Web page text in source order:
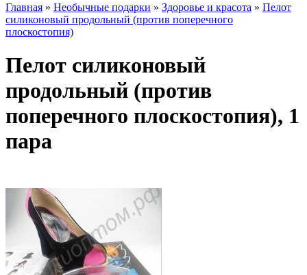
Главная » Необычные подарки » Здоровье и красота » Пелот
силиконовый продольный (против поперечного
плоскостопия)
Пелот силиконовый
продольный (против
поперечного плоскостопия), 1
пара